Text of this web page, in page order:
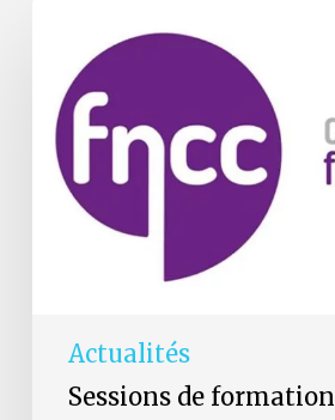
Actualités
Sessions de formation
FNCC
reprennent
septembre